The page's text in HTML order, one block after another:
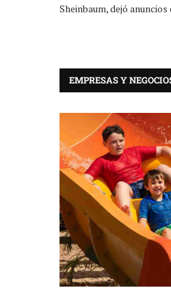
Sheinbaum, dejó
EMPRESAS Y